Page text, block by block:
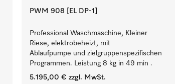
PWM 908 [EL DP-1]
Professional Waschmaschine, Kleiner
Riese, elektrobeheizt, mit
Ablaufpumpe und zielgruppenspezifischen
Programmen. Leistung 8 kg in 49 min .
5.195,00 € zzgl. MwSt.